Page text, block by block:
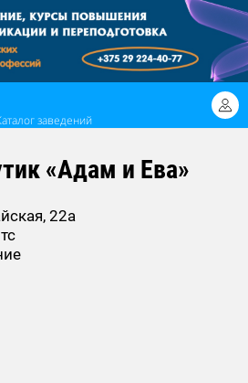
заведений
«Адам и Ева»
22а